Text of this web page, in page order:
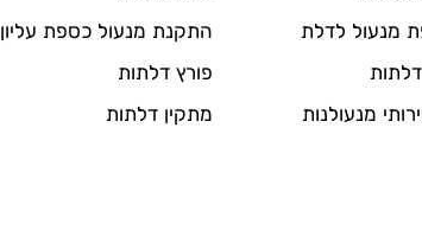
מנעול לדלת
מנעולנות
התקנת מנעול כספת עליון
פורץ דלתות
מתקין דלתות